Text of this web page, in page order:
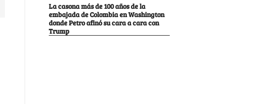
La casona más de 100 años de la
embajada de Colombia en Washington
donde Petro afinó su cara a cara con
Trump